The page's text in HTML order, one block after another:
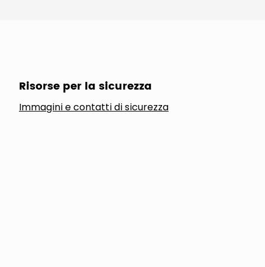
Risorse per la sicurezza
Immagini e contatti di sicurezza